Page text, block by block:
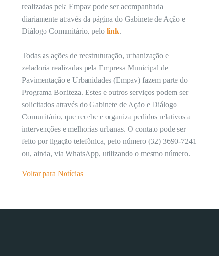
realizadas pela Empav pode ser acompanhada
diariamente através da página do Gabinete de Ação e
Diálogo Comunitário, pelo link.
Todas as ações de reestruturação, urbanização e
zeladoria realizadas pela Empresa Municipal de
Pavimentação e Urbanidades (Empav) fazem parte do
Programa Boniteza. Estes e outros serviços podem ser
solicitados através do Gabinete de Ação e Diálogo
Comunitário, que recebe e organiza pedidos relativos a
intervenções e melhorias urbanas. O contato pode ser
feito por ligação telefônica, pelo número (32) 3690-7241
ou, ainda, via WhatsApp, utilizando o mesmo número.
Voltar para Notícias